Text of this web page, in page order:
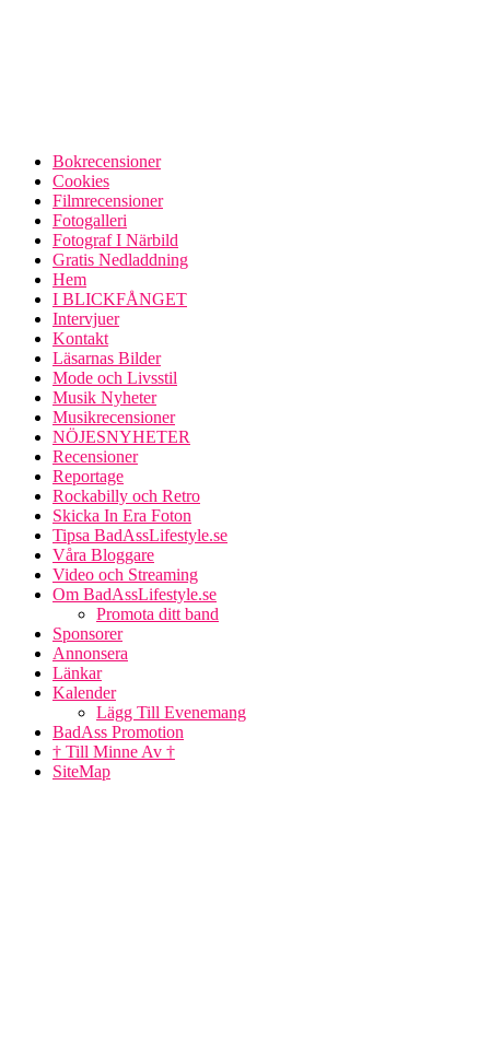
Bokrecensioner
Cookies
Filmrecensioner
Fotogalleri
Fotograf I Närbild
Gratis Nedladdning
Hem
I BLICKFÅNGET
Intervjuer
Kontakt
Läsarnas Bilder
Mode och Livsstil
Musik Nyheter
Musikrecensioner
NÖJESNYHETER
Recensioner
Reportage
Rockabilly och Retro
Skicka In Era Foton
Tipsa BadAssLifestyle.se
Våra Bloggare
Video och Streaming
Om BadAssLifestyle.se
Promota ditt band
Sponsorer
Annonsera
Länkar
Kalender
Lägg Till Evenemang
BadAss Promotion
† Till Minne Av †
SiteMap